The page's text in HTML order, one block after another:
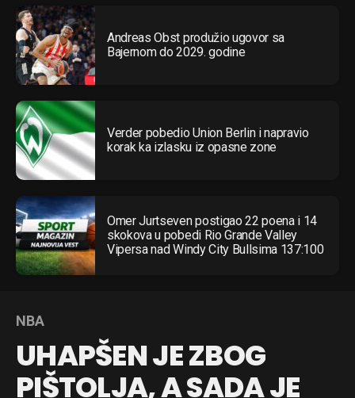
Andreas Obst produžio ugovor sa
Bajernom do 2029. godine
Verder pobedio Union Berlin i napravio
korak ka izlasku iz opasne zone
Omer Jurtseven postigao 22 poena i 14
skokova u pobedi Rio Grande Valley
Vipersa nad Windy City Bullsima 137:100
NBA
UHAPŠEN JE ZBOG
PIŠTOLJA, A SADA JE